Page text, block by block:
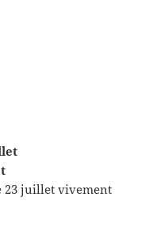
23 juillet vivement